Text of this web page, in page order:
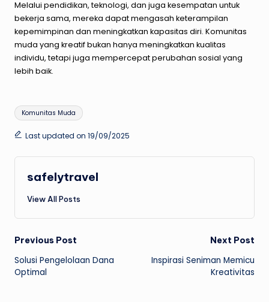
Melalui pendidikan, teknologi, dan juga kesempatan untuk
bekerja sama, mereka dapat mengasah keterampilan
kepemimpinan dan meningkatkan kapasitas diri. Komunitas
muda yang kreatif bukan hanya meningkatkan kualitas
individu, tetapi juga mempercepat perubahan sosial yang
lebih baik.
Tags:
Komunitas Muda
Last updated on 19/09/2025
safelytravel
View All Posts
Post
navigation
Previous Post
Solusi Pengelolaan Dana
Optimal
Next Post
Inspirasi Seniman Memicu
Kreativitas